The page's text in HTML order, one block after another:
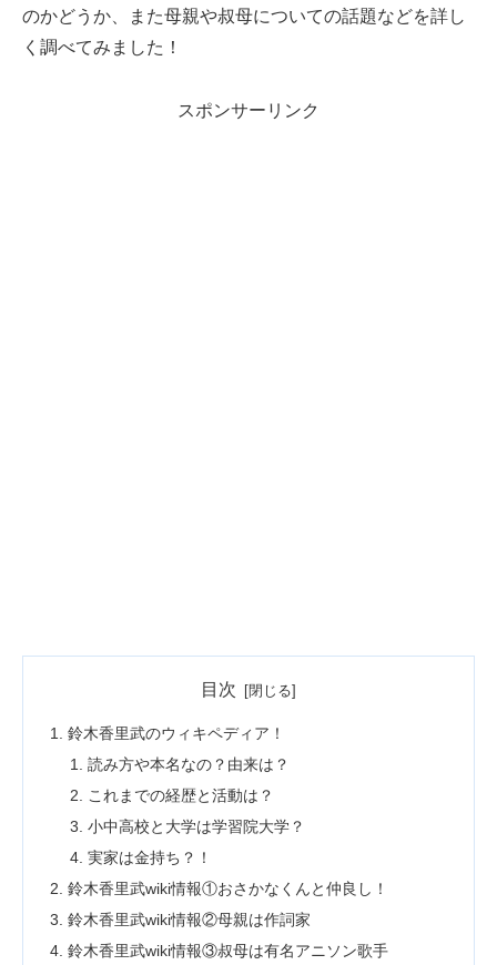
のかどうか、また母親や叔母についての話題などを詳し
く調べてみました！
スポンサーリンク
目次
鈴木香里武のウィキペディア！
読み方や本名なの？由来は？
これまでの経歴と活動は？
小中高校と大学は学習院大学？
実家は金持ち？！
鈴木香里武wiki情報①おさかなくんと仲良し！
鈴木香里武wiki情報②母親は作詞家
鈴木香里武wiki情報③叔母は有名アニソン歌手